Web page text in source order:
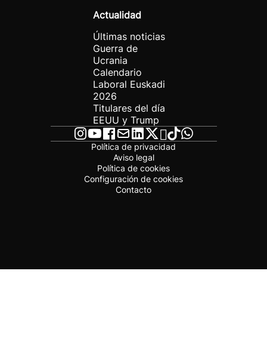
Actualidad
Últimas noticias
Guerra de
Ucrania
Calendario
Laboral Euskadi
2026
Titulares del día
EEUU y Trump
Política de privacidad
Aviso legal
Política de cookies
Configuración de cookies
Contacto